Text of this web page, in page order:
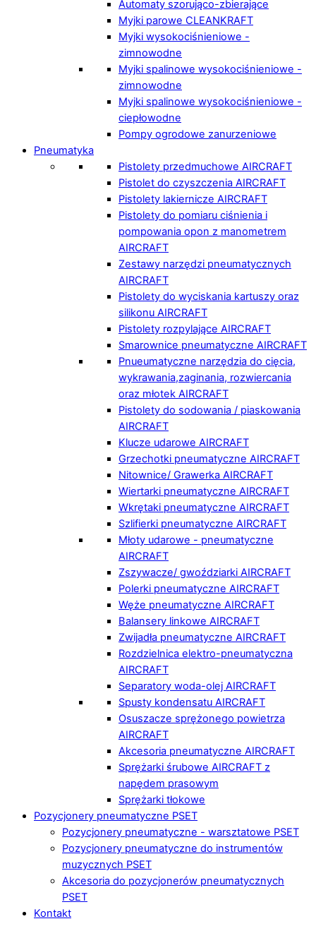
Automaty szorująco-zbierające
Myjki parowe CLEANKRAFT
Myjki wysokociśnieniowe -
zimnowodne
Myjki spalinowe wysokociśnieniowe -
zimnowodne
Myjki spalinowe wysokociśnieniowe -
ciepłowodne
Pompy ogrodowe zanurzeniowe
Pneumatyka
Pistolety przedmuchowe AIRCRAFT
Pistolet do czyszczenia AIRCRAFT
Pistolety lakiernicze AIRCRAFT
Pistolety do pomiaru ciśnienia i
pompowania opon z manometrem
AIRCRAFT
Zestawy narzędzi pneumatycznych
AIRCRAFT
Pistolety do wyciskania kartuszy oraz
silikonu AIRCRAFT
Pistolety rozpylające AIRCRAFT
Smarownice pneumatyczne AIRCRAFT
Pnueumatyczne narzędzia do cięcia,
wykrawania,zaginania, rozwiercania
oraz młotek AIRCRAFT
Pistolety do sodowania / piaskowania
AIRCRAFT
Klucze udarowe AIRCRAFT
Grzechotki pneumatyczne AIRCRAFT
Nitownice/ Grawerka AIRCRAFT
Wiertarki pneumatyczne AIRCRAFT
Wkrętaki pneumatyczne AIRCRAFT
Szlifierki pneumatyczne AIRCRAFT
Młoty udarowe - pneumatyczne
AIRCRAFT
Zszywacze/ gwoździarki AIRCRAFT
Polerki pneumatyczne AIRCRAFT
Węże pneumatyczne AIRCRAFT
Balansery linkowe AIRCRAFT
Zwijadła pneumatyczne AIRCRAFT
Rozdzielnica elektro-pneumatyczna
AIRCRAFT
Separatory woda-olej AIRCRAFT
Spusty kondensatu AIRCRAFT
Osuszacze sprężonego powietrza
AIRCRAFT
Akcesoria pneumatyczne AIRCRAFT
Sprężarki śrubowe AIRCRAFT z
napędem prasowym
Sprężarki tłokowe
Pozycjonery pneumatyczne PSET
Pozycjonery pneumatyczne - warsztatowe PSET
Pozycjonery pneumatyczne do instrumentów
muzycznych PSET
Akcesoria do pozycjonerów pneumatycznych
PSET
Kontakt